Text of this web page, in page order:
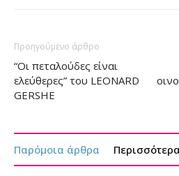
Προηγούμενο άρθρο
“Οι πεταλούδες είναι
ελεύθερες” του LEONARD
GERSHE
Παρόμοια άρθρα Περισσότερα